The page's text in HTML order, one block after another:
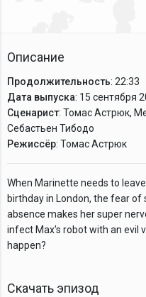
Описание
Продолжительность: 22:33
Дата выпуска: 15 сентября
Сценарист: Томас Астрюк,
Себастьен Тибодо
Режиссёр: Томас Астрюк
When Marinette needs to
birthday in London, the fear of
absence makes her super
infect Max's robot with an evil
happen?
Скачать эпизод